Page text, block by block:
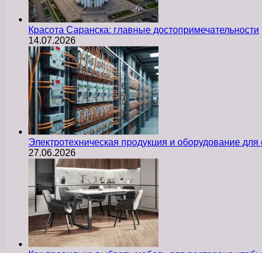
Красота Саранска: главные достопримечательности
14.07.2026
Электротехническая продукция и оборудование
27.06.2026